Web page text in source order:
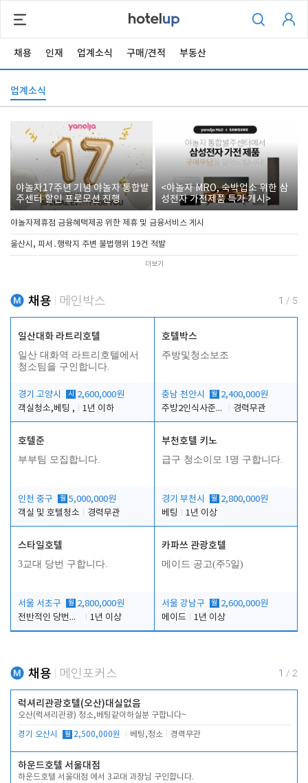
채용 인재 업계소식 구매/견적 부동산
업계소식
야놀자17주년 기념 야놀자 통합발
주센터 할인 프로모션 진행
<야놀자 MRO, 숙박업소 위한 삼
성전자 가전제품 특가 개시>
야놀자제휴점 금융혜택제공 위한 제휴 및 금융서비스 게시
울산시, 피서․행락지 주변 불법행위 19건 적발
더보기
채용 메인박스 1 / 5
일산대화 라트리호텔
일산 대화역 라트리호텔에서
청소팀을 구인합니다.
경기 고양시 시
2,600,000원
객실청소,베팅 ,
1년 이하
호텔박스
주방및청소보조
충남 천안시 월 2,400,000원
주방2인식사준비및청소린렌보조
경력무관
호텔준
부부팀 모집합니다.
인천 중구 월 5,000,000원
객실 및 호텔청소
경력무관
부천호텔 키노
급구 청소이모 1명 구합니다.
경기 부천시 월 2,800,000원
베팅
1년 이상
스타일호텔
3교대 당번 구합니다.
서울 서초구 월 2,800,000원
전반적인 당번업무
1년 이상
카파쓰 관광호텔
메이드 공고(주5일)
서울 강남구 월 2,600,000원
메이드
1년 이상
채용 메인포커스 1 / 2
럭셔리관광호텔(오산)대실없음
오산(럭셔리관광) 청소,베팅같이하실분 구합니다~
경기 오산시 월 2,500,000원 베팅,청소 경력무관
하운드호텔 서울대점
하운드호텔 서울대점 에서 3교대 과장님 구인합니다.